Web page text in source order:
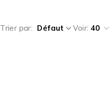
Trier par Défaut Voir: 40